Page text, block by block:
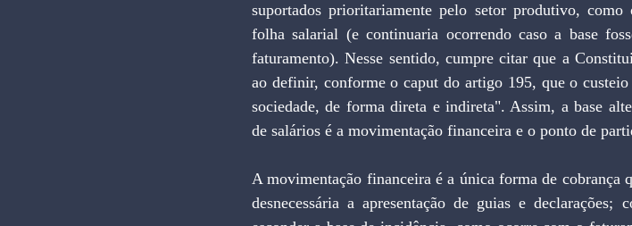
suportados prioritariamente pelo setor produtivo,
folha salarial (e continuaria ocorrendo caso a base
faturamento). Nesse sentido, cumpre citar que a
ao definir, conforme o caput do artigo 195, que o
sociedade, de forma direta e indireta". Assim, a base
de salários é a movimentação financeira e o ponto de
A movimentação financeira é a única forma de cobrança
desnecessária a apresentação de guias e